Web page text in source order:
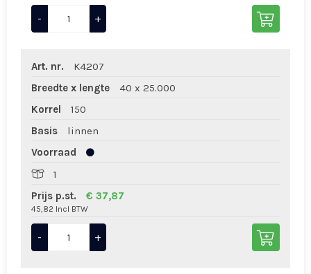
- +
Art. nr.
K4207
Breedte x lengte
40 x 25.000
Korrel
150
Basis
linnen
Voorraad
1
Prijs p.st.
€ 37,87
45,82 Incl BTW
- +